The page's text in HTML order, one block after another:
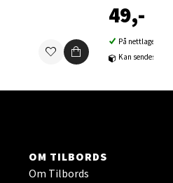
49,-
På nettlager
Kan sendes til
OM TILBORDS
Om Tilbords
Senter Steinkjer